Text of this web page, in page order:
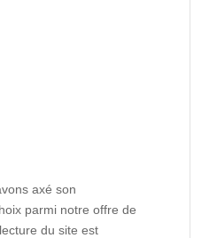
axé son
parmi notre offre de
du site est